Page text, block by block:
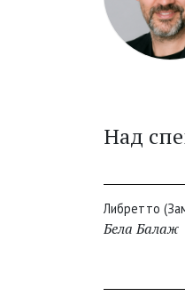
Над
Либретто
Бела Балаж